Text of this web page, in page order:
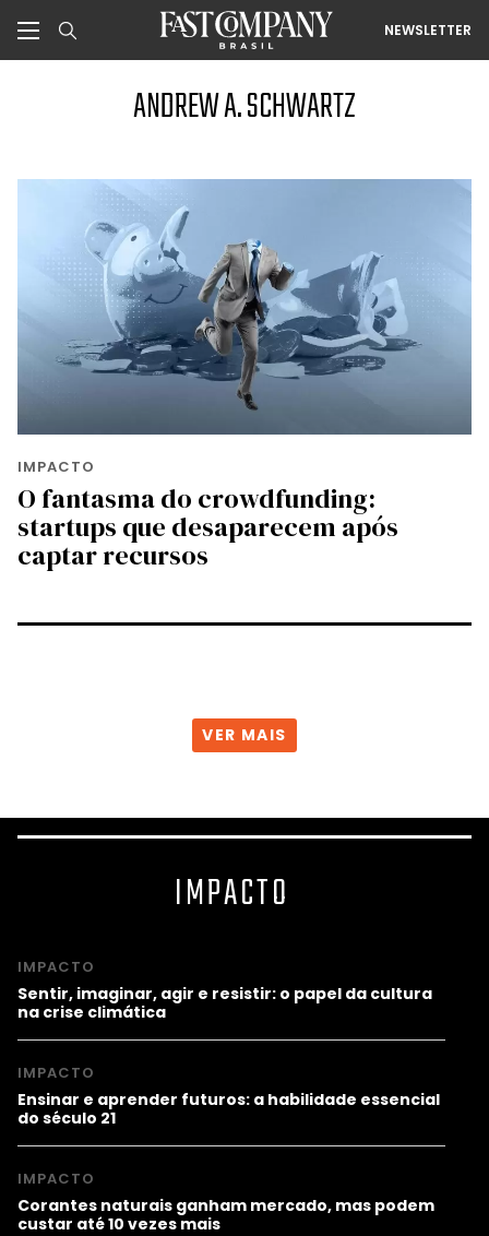
NEWSLETTER
ANDREW A. SCHWARTZ
IMPACTO
O fantasma do crowdfunding:
startups que desaparecem após
captar recursos
VER MAIS
IMPACTO
IMPACTO
Sentir, imaginar, agir e resistir: o papel da cultura
na crise climática
IMPACTO
Ensinar e aprender futuros: a habilidade essencial
do século 21
IMPACTO
Corantes naturais ganham mercado, mas podem
custar até 10 vezes mais